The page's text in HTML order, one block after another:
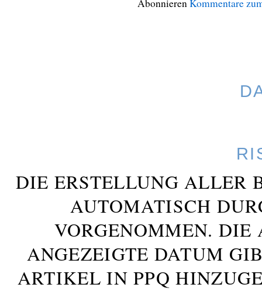
AbonnierenKommentare
DIE ERSTELLUNG ALLER
AUTOMATISCH
VORGENOMMEN. DIE
ANGEZEIGTE DATUM
ARTIKEL IN PPQ